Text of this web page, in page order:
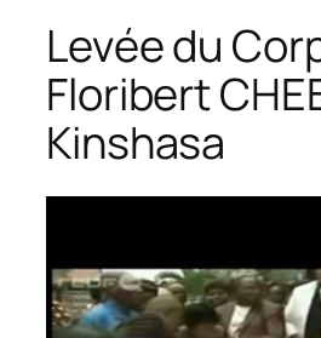
Levée du
Floribert
Kinshasa